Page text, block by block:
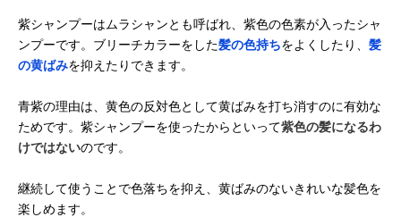
紫シャンプーはムラシャンとも呼ばれ、紫色の色素が入ったシャ
ンプーです。ブリーチカラーをした髪の色持ちをよくしたり、 髪
の黄ばみを抑えたりできます。
青紫の理由は、黄色の反対色として黄ばみを打ち消すのに有効な
ためです。紫シャンプーを使ったからといって紫色の髪になるわ
けではないのです。
継続して使うことで色落ちを抑え、黄ばみのないきれいな髪色を
楽しめます。